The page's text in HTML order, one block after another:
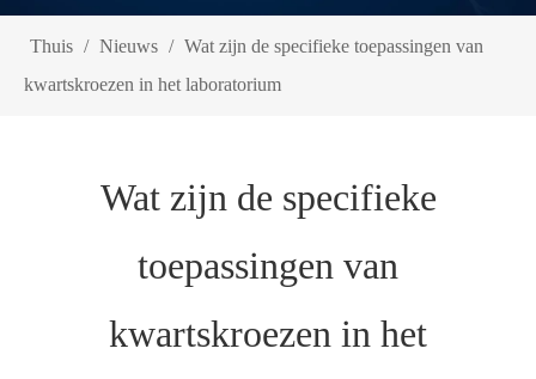
Thuis / Nieuws / Wat zijn de specifieke toepassingen van
kwartskroezen in het laboratorium
Wat zijn de specifieke
toepassingen van
kwartskroezen in het